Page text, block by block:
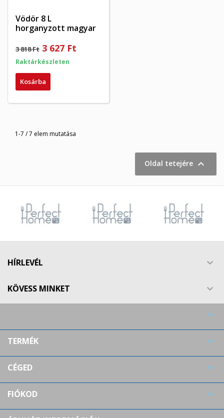
Vödör 8 L
horganyzott magyar
3 818 Ft 3 627 Ft
Raktárkészleten
Kosárba
1-7 / 7 elem mutatása
Oldal tetejére 
HÍRLEVÉL 
KÖVESS MINKET 

TERMÉK 
CÉGED 
FIÓKOD 